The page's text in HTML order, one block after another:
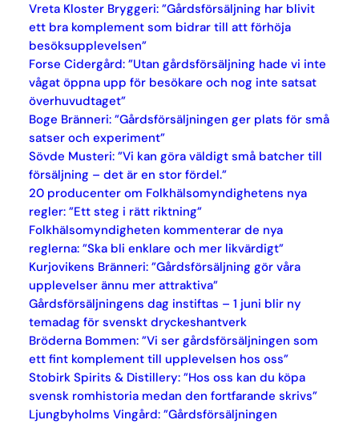
Vreta Kloster Bryggeri: ”Gårdsförsäljning har blivit
ett bra komplement som bidrar till att förhöja
besöksupplevelsen”
Forse Cidergård: ”Utan gårdsförsäljning hade vi inte
vågat öppna upp för besökare och nog inte satsat
överhuvudtaget”
Boge Bränneri: ”Gårdsförsäljningen ger plats för små
satser och experiment”
Sövde Musteri: ”Vi kan göra väldigt små batcher till
försäljning – det är en stor fördel.”
20 producenter om Folkhälsomyndighetens nya
regler: ”Ett steg i rätt riktning”
Folkhälsomyndigheten kommenterar de nya
reglerna: ”Ska bli enklare och mer likvärdigt”
Kurjovikens Bränneri: ”Gårdsförsäljning gör våra
upplevelser ännu mer attraktiva”
Gårdsförsäljningens dag instiftas – 1 juni blir ny
temadag för svenskt dryckeshantverk
Bröderna Bommen: ”Vi ser gårdsförsäljningen som
ett fint komplement till upplevelsen hos oss”
Stobirk Spirits & Distillery: ”Hos oss kan du köpa
svensk romhistoria medan den fortfarande skrivs”
Ljungbyholms Vingård: ”Gårdsförsäljningen